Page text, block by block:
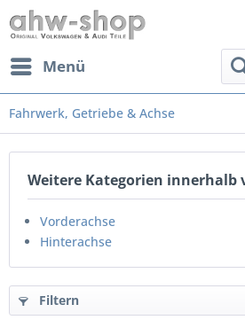
Menü
Fahrwerk, Getriebe & Achse
Weitere Kategorien innerhalb
Vorderachse
Hinterachse
Filtern